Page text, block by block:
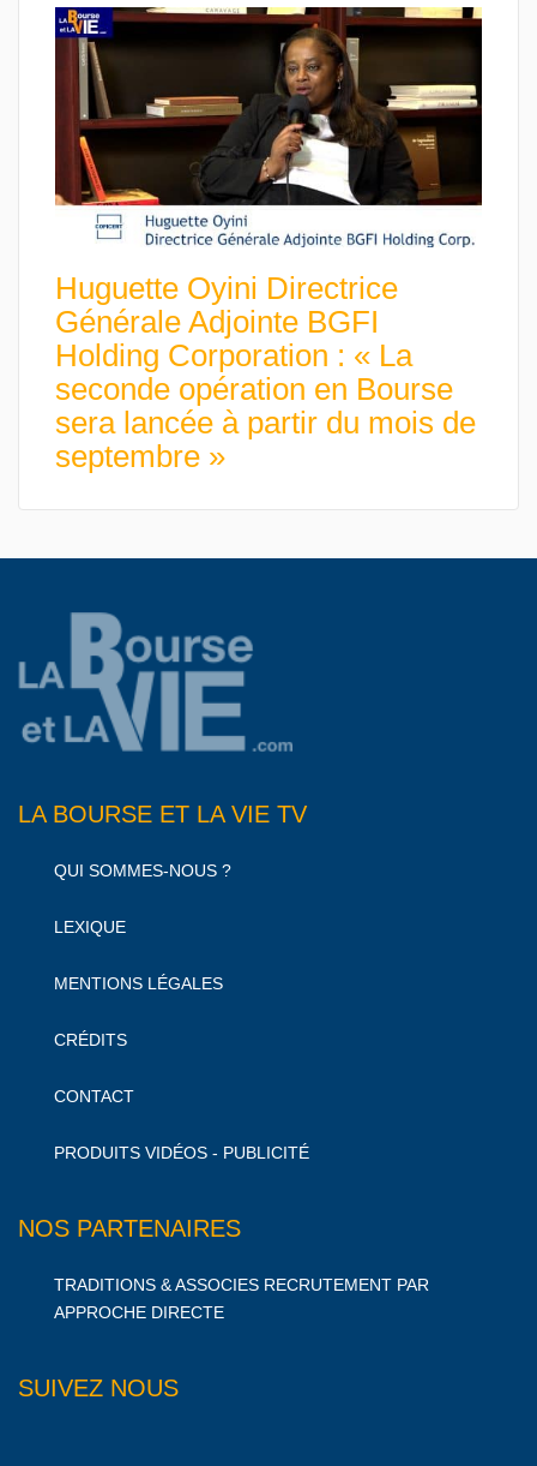
Huguette Oyini Directrice
Générale Adjointe BGFI
Holding Corporation : « La
seconde opération en Bourse
sera lancée à partir du mois de
septembre »
LA BOURSE ET LA VIE TV
QUI SOMMES-NOUS ?
LEXIQUE
MENTIONS LÉGALES
CRÉDITS
CONTACT
PRODUITS VIDÉOS - PUBLICITÉ
NOS PARTENAIRES
TRADITIONS & ASSOCIES RECRUTEMENT PAR
APPROCHE DIRECTE
SUIVEZ NOUS